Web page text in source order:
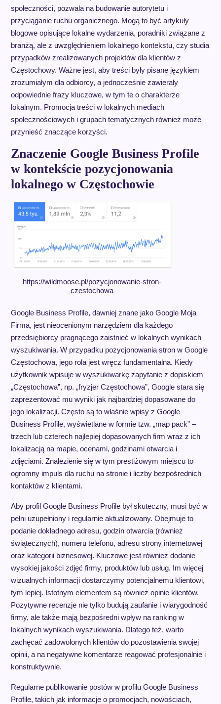
społeczności, pozwala na budowanie autorytetu i
przyciąganie ruchu organicznego. Mogą to być artykuły
blogowe opisujące lokalne wydarzenia, poradniki związane z
branżą, ale z uwzględnieniem lokalnego kontekstu, czy studia
przypadków zrealizowanych projektów dla klientów z
Częstochowy. Ważne jest, aby treści były pisane językiem
zrozumiałym dla odbiorcy, a jednocześnie zawierały
odpowiednie frazy kluczowe, w tym te o charakterze
lokalnym. Promocja treści w lokalnych mediach
społecznościowych i grupach tematycznych również może
przynieść znaczące korzyści.
Znaczenie Google Business Profile
w kontekście pozycjonowania
lokalnego w Częstochowie
https://wildmoose.pl/pozycjonowanie-stron-
czestochowa
Google Business Profile, dawniej znane jako Google Moja
Firma, jest nieocenionym narzędziem dla każdego
przedsiębiorcy pragnącego zaistnieć w lokalnych wynikach
wyszukiwania. W przypadku pozycjonowania stron w Google
Częstochowa, jego rola jest wręcz fundamentalna. Kiedy
użytkownik wpisuje w wyszukiwarkę zapytanie z dopiskiem
„Częstochowa”, np. „fryzjer Częstochowa”, Google stara się
zaprezentować mu wyniki jak najbardziej dopasowane do
jego lokalizacji. Często są to właśnie wpisy z Google
Business Profile, wyświetlane w formie tzw. „map pack” –
trzech lub czterech najlepiej dopasowanych firm wraz z ich
lokalizacją na mapie, ocenami, godzinami otwarcia i
zdjęciami. Znalezienie się w tym prestiżowym miejscu to
ogromny impuls dla ruchu na stronie i liczby bezpośrednich
kontaktów z klientami.
Aby profil Google Business Profile był skuteczny, musi być w
pełni uzupełniony i regularnie aktualizowany. Obejmuje to
podanie dokładnego adresu, godzin otwarcia (również
świątecznych), numeru telefonu, adresu strony internetowej
oraz kategorii biznesowej. Kluczowe jest również dodanie
wysokiej jakości zdjęć firmy, produktów lub usług. Im więcej
wizualnych informacji dostarczymy potencjalnemu klientowi,
tym lepiej. Istotnym elementem są również opinie klientów.
Pozytywne recenzje nie tylko budują zaufanie i wiarygodność
firmy, ale także mają bezpośredni wpływ na ranking w
lokalnych wynikach wyszukiwania. Dlatego też, warto
zachęcać zadowolonych klientów do pozostawienia swojej
opinii, a na negatywne komentarze reagować profesjonalnie i
konstruktywnie.
Regularne publikowanie postów w profilu Google Business
Profile, takich jak informacje o promocjach, nowościach,